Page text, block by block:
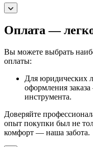
Оплата —
Вы можете выбрать
оплаты:
Для юридических
оформления
инструмента.
Доверяйте
опыт покупки был не
комфорт — наша забота.